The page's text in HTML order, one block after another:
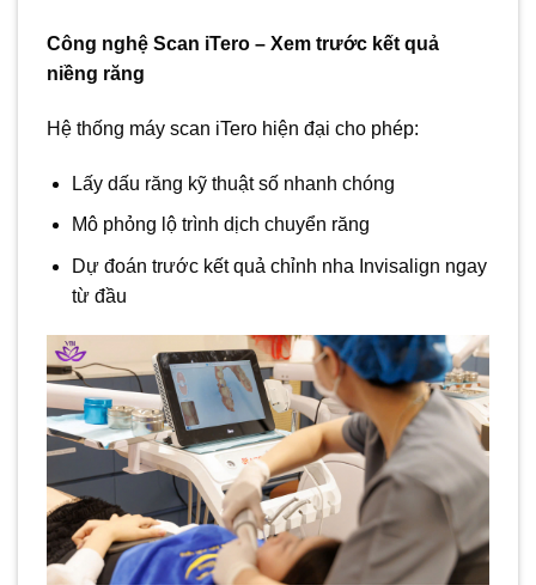
Công nghệ Scan iTero – Xem trước kết quả
niềng răng
Hệ thống máy scan iTero hiện đại cho phép:
Lấy dấu răng kỹ thuật số nhanh chóng
Mô phỏng lộ trình dịch chuyển răng
Dự đoán trước kết quả chỉnh nha Invisalign ngay
từ đầu